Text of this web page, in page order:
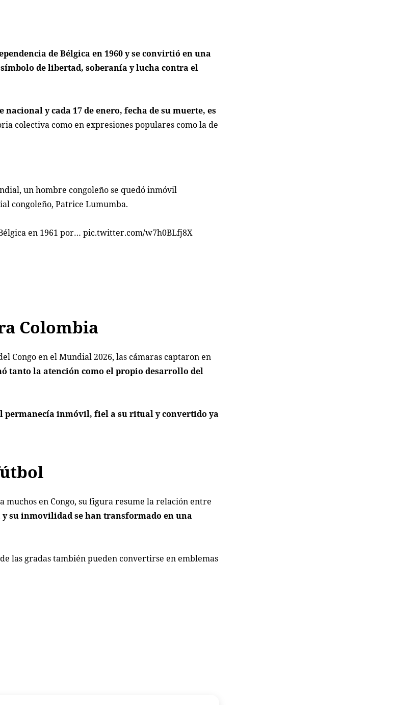
de Bélgica en 1960 y se convirtió en una
de libertad, soberanía y lucha contra el
y cada 17 de enero, fecha de su muerte, es
colectiva como en expresiones populares como la de
un hombre congoleño se quedó inmóvil
congoleño, Patrice Lumumba.
en 1961 por…pic.twitter.com/w7h0BLfj8X
Colombia
Congo en el Mundial 2026, las cámaras captaron en
tanto la atención como el propio desarrollo del
permanecía inmóvil, fiel a su ritual y convertido ya
muchos en Congo, su figura resume la relación entre
su inmovilidad se han transformado en una
las gradas también pueden convertirse en emblemas